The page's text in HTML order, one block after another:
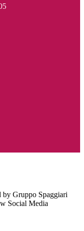
by Gruppo Spaggiari
Social Media